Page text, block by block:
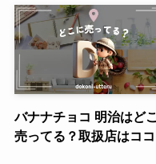
バナナチョコ 明治はど
売ってる？取扱店はココ